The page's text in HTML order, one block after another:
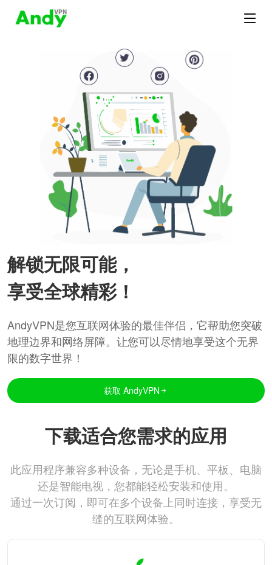
解锁无限可能，
享受全球精彩！
AndyVPN是您互联网体验的最佳伴侣，它帮助您突破
地理边界和网络屏障。让您可以尽情地享受这个无界
限的数字世界！
获取 AndyVPN
下载适合您需求的应用
此应用程序兼容多种设备，无论是手机、平板、电脑
还是智能电视，您都能轻松安装和使用。
通过一次订阅，即可在多个设备上同时连接，享受无
缝的互联网体验。